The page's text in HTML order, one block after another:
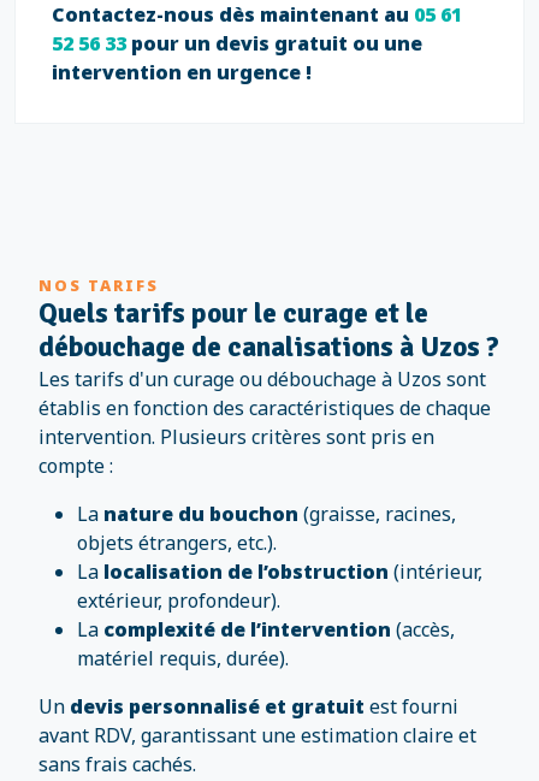
Contactez-nous dès maintenant au 05 61
52 56 33 pour un devis gratuit ou une
intervention en urgence !
NOS TARIFS
Quels tarifs pour le curage et le
débouchage de canalisations à Uzos ?
Les tarifs d'un curage ou débouchage à Uzos sont
établis en fonction des caractéristiques de chaque
intervention. Plusieurs critères sont pris en
compte :
La nature du bouchon (graisse, racines,
objets étrangers, etc.).
La localisation de l’obstruction (intérieur,
extérieur, profondeur).
La complexité de l’intervention (accès,
matériel requis, durée).
Un devis personnalisé et gratuit est fourni
avant RDV, garantissant une estimation claire et
sans frais cachés.